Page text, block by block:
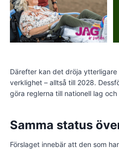
Därefter kan det dröja
verklighet – alltså till 2028.
göra reglerna till nationell lag
Samma status
Förslaget innebär att den som